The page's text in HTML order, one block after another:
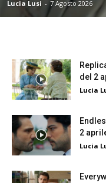
Lucia Lusi - 7 Agosto 2026
del 2
Lucia
2
Lucia